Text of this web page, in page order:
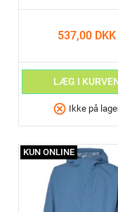
537,00 DKK
LÆG I
cancel Ikke på
KUN ONLINE